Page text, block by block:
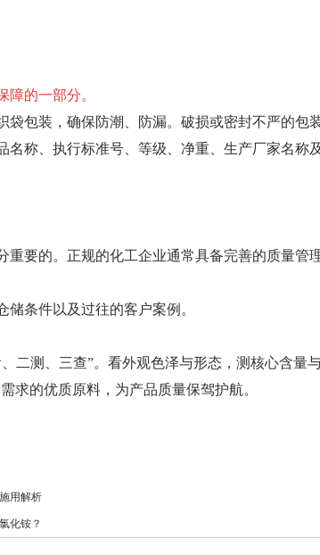
障的一部分。
包装，确保防潮、防漏。破损或密封不严的包
称、执行标准号、等级、净重、生产厂家名称
重要的。正规的化工企业通常具备完善的质量管
条件以及过往的客户案例。
二测、三查”。看外观色泽与形态，测核心含量
求的优质原料，为产品质量保驾护航。
用解析
化铵？